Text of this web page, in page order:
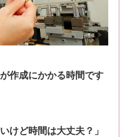
かんたん料金チェック
作成にかかる時間です
けど時間は大丈夫？」